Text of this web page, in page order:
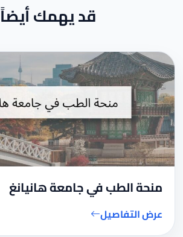
قد يهمك أيضاً
منحة الطب في جامعة هانيانغ
عرض التفاصيل